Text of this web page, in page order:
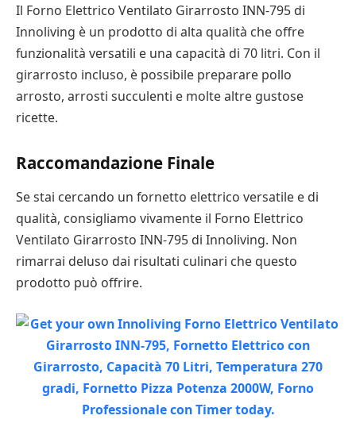
Il Forno Elettrico Ventilato Girarrosto INN-795 di
Innoliving è un prodotto di alta qualità che offre
funzionalità versatili e una capacità di 70 litri. Con il
girarrosto incluso, è possibile preparare pollo
arrosto, arrosti succulenti e molte altre gustose
ricette.
Raccomandazione Finale
Se stai cercando un fornetto elettrico versatile e di
qualità, consigliamo vivamente il Forno Elettrico
Ventilato Girarrosto INN-795 di Innoliving. Non
rimarrai deluso dai risultati culinari che questo
prodotto può offrire.